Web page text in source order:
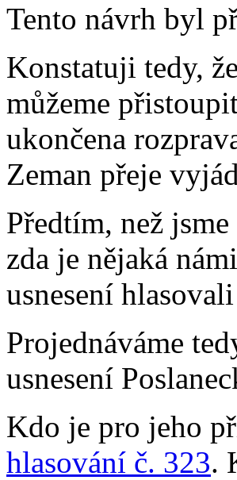
Tento návrh byl
Konstatuji tedy,
můžeme
ukončena
Zeman přeje
Předtím, než
zda je nějaká
usnesení
Projednáváme
usnesení
Kdo je pro jeho
hlasování č. 323.